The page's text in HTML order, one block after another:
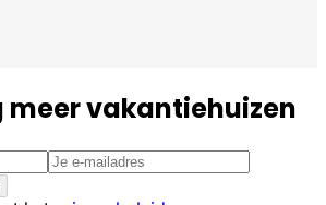
meer vakantiehuizen